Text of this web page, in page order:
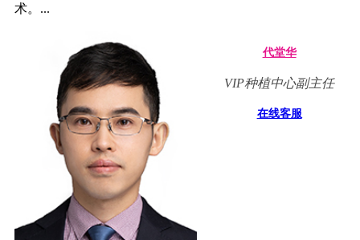
术。...
代堂华
VIP种植中心副主任
在线客服